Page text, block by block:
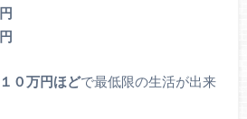
０万円ほどで最低限の生活が出来